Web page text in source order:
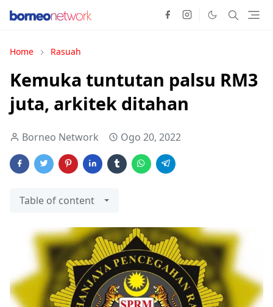
Home Rasuah
Kemuka tuntutan palsu RM3
juta, arkitek ditahan
Borneo Network Ogo 20, 2022
Table of content